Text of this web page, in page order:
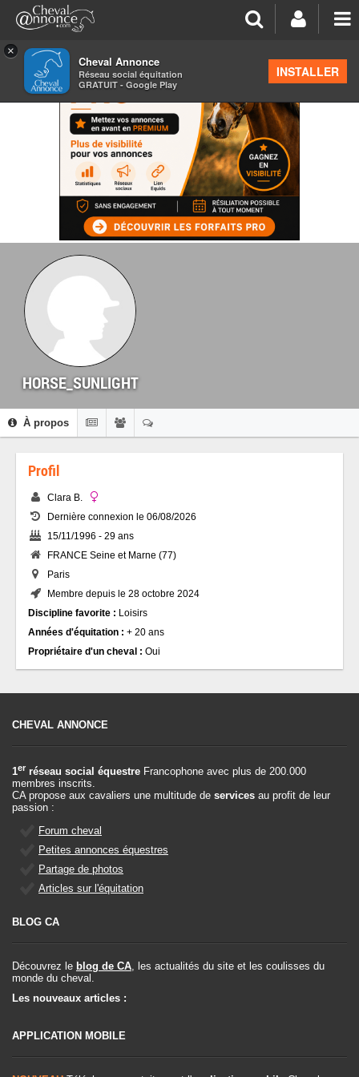
×
Cheval Annonce
Réseau social équitation
GRATUIT - Google Play
INSTALLER
HORSE_SUNLIGHT
À propos
Profil
Clara B.
Dernière connexion le 06/08/2026
15/11/1996 - 29 ans
FRANCE Seine et Marne (77)
Paris
Membre depuis le 28 octobre 2024
Discipline favorite : Loisirs
Années d'équitation : + 20 ans
Propriétaire d'un cheval : Oui
CHEVAL ANNONCE
1er réseau social équestre Francophone avec plus de 200.000
membres inscrits.
CA propose aux cavaliers une multitude de services au profit de leur
passion :
Forum cheval
Petites annonces équestres
Partage de photos
Articles sur l'équitation
BLOG CA
Découvrez le blog de CA, les actualités du site et les coulisses du
monde du cheval.
Les nouveaux articles :
APPLICATION MOBILE